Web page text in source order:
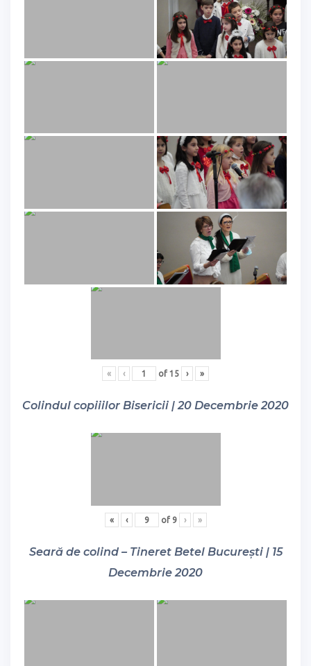
« ‹ of 15 › »
Colindul copiiilor Bisericii | 20 Decembrie 2020
« ‹ of 9 › »
Seară de colind – Tineret Betel București | 15
Decembrie 2020